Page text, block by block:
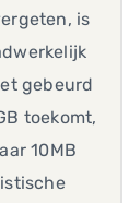
is
gebeurd
toekomt,
10MB